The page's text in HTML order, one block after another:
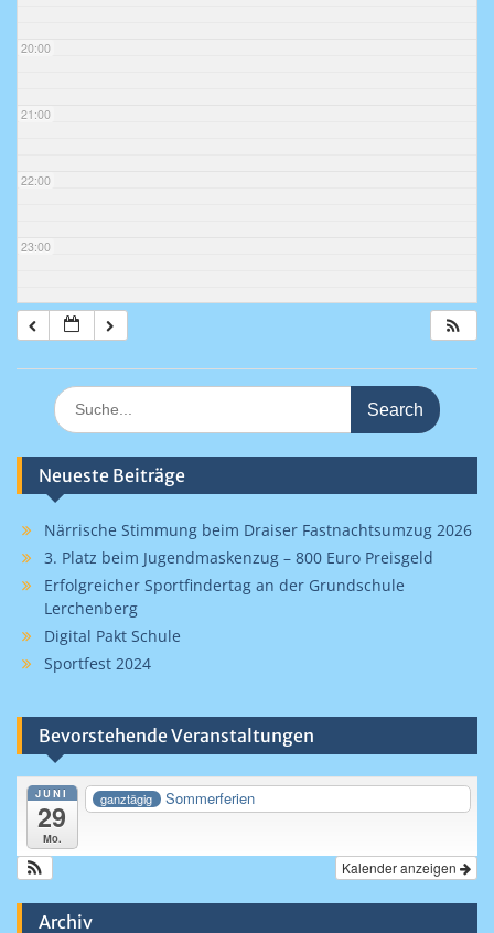
20:00
21:00
22:00
23:00
Search
for:
Neueste Beiträge
Närrische Stimmung beim Draiser Fastnachtsumzug 2026
3. Platz beim Jugendmaskenzug – 800 Euro Preisgeld
Erfolgreicher Sportfindertag an der Grundschule
Lerchenberg
Digital Pakt Schule
Sportfest 2024
Bevorstehende Veranstaltungen
JUNI
29
Mo.
ganztägig Sommerferien
Kalender anzeigen
Archiv